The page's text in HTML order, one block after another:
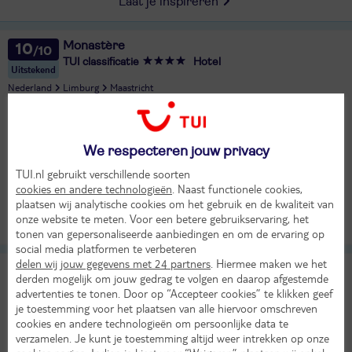
10
Uitstekend
Monastère
TUI classificatie Hotel
Nederland Limburg Maastricht
Bekijk beschikbaarheid
Bekijk
De Maasparel
TUI classificatie Hotel
Arcen
Zo 1 nov 2026
4 dagen (3 nachten)
We respecteren jouw privacy
TUI.nl gebruikt verschillende soorten
cookies en andere technologieën . Naast functionele cookies,
plaatsen wij analytische cookies om het gebruik en de kwaliteit van
onze website te meten. Voor een betere gebruikservaring, het
tonen van gepersonaliseerde aanbiedingen en om de ervaring op
social media platformen te verbeteren
delen wij jouw gegevens met 24 partners . Hiermee maken we het
derden mogelijk om jouw gedrag te volgen en daarop afgestemde
advertenties te tonen. Door op “Accepteer cookies” te klikken geef
je toestemming voor het plaatsen van alle hiervoor omschreven
cookies en andere technologieën om persoonlijke data te
verzamelen. Je kunt je toestemming altijd weer intrekken op onze